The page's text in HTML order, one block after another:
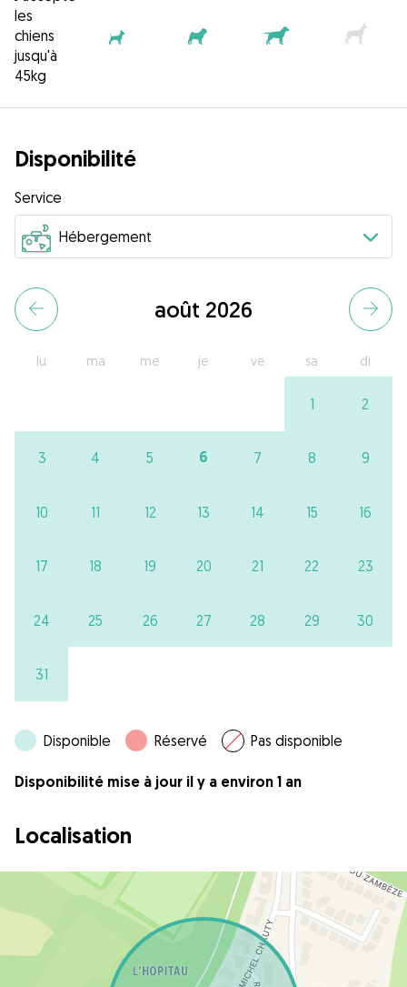
les
chiens
jusqu'à
45kg
Disponibilité
Service
août 2026
lu ma me je ve sa di
1 2
3 4 5 6 7 8 9
10 11 12 13 14 15 16
17 18 19 20 21 22 23
24 25 26 27 28 29 30
31
Disponible Réservé Pas disponible
Disponibilité mise à jour il y a environ 1 an
Localisation